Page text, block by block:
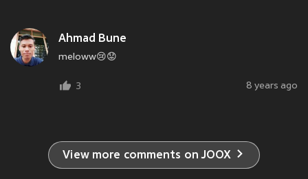
Ahmad Bune
meloww😢😟
3 8 years ago
View more comments on JOOX